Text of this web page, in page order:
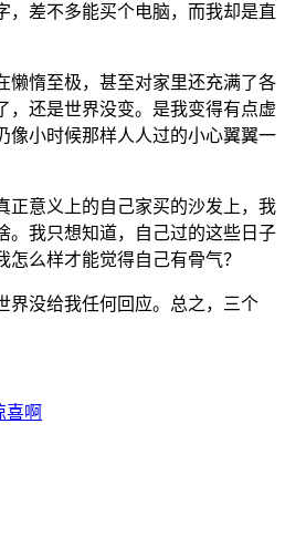
，差不多能买个电脑，而我却是直
懒惰至极，甚至对家里还充满了各
，还是世界没变。是我变得有点虚
像小时候那样人人过的小心翼翼一
正意义上的自己家买的沙发上，我
。我只想知道，自己过的这些日子
么样才能觉得自己有骨气？
界没给我任何回应。总之，三个
喜啊